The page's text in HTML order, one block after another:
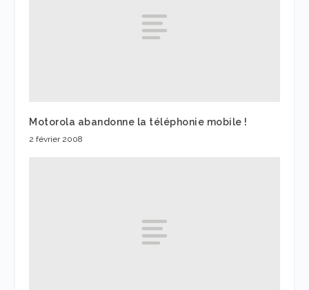
Motorola abandonne la téléphonie mobile !
2 février 2008